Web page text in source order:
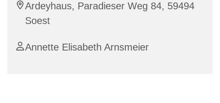
Ardeyhaus, Paradieser Weg 84, 59494
Soest
Annette Elisabeth Arnsmeier